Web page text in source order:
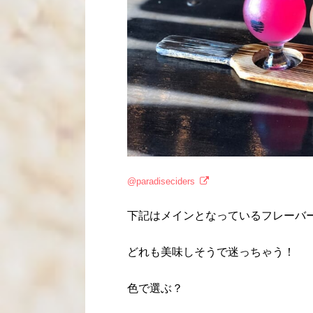
@paradiseciders
下記はメインとなっているフレーバ
どれも美味しそうで迷っちゃう！
色で選ぶ？